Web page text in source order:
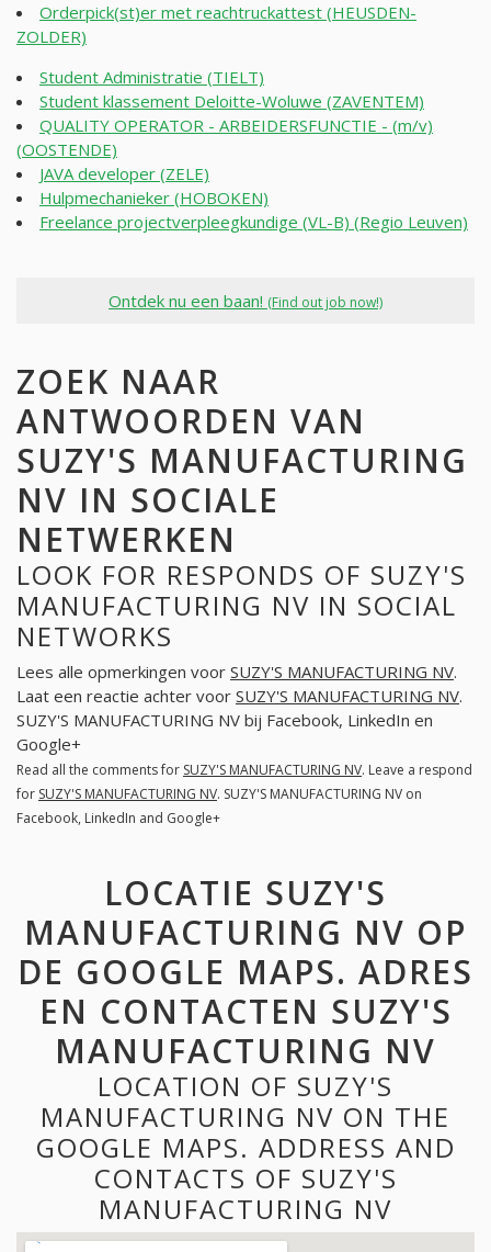
Orderpick(st)er met reachtruckattest (HEUSDEN-
ZOLDER)
Student Administratie (TIELT)
Student klassement Deloitte-Woluwe (ZAVENTEM)
QUALITY OPERATOR - ARBEIDERSFUNCTIE - (m/v)
(OOSTENDE)
JAVA developer (ZELE)
Hulpmechanieker (HOBOKEN)
Freelance projectverpleegkundige (VL-B) (Regio Leuven)
Ontdek nu een baan! (Find out job now!)
ZOEK NAAR
ANTWOORDEN VAN
SUZY'S MANUFACTURING
NV IN SOCIALE
NETWERKEN
LOOK FOR RESPONDS OF SUZY'S
MANUFACTURING NV IN SOCIAL
NETWORKS
Lees alle opmerkingen voor SUZY'S MANUFACTURING NV.
Laat een reactie achter voor SUZY'S MANUFACTURING NV.
SUZY'S MANUFACTURING NV bij Facebook, LinkedIn en
Google+
Read all the comments for SUZY'S MANUFACTURING NV. Leave a respond
for SUZY'S MANUFACTURING NV. SUZY'S MANUFACTURING NV on
Facebook, LinkedIn and Google+
LOCATIE SUZY'S
MANUFACTURING NV OP
DE GOOGLE MAPS. ADRES
EN CONTACTEN SUZY'S
MANUFACTURING NV
LOCATION OF SUZY'S
MANUFACTURING NV ON THE
GOOGLE MAPS. ADDRESS AND
CONTACTS OF SUZY'S
MANUFACTURING NV